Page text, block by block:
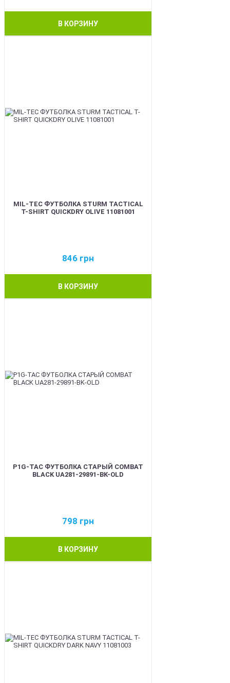
В КОРЗИНУ
MIL-TEC ФУТБОЛКА STURM TACTICAL
T-SHIRT QUICKDRY OLIVE 11081001
846 грн
В КОРЗИНУ
P1G-TAC ФУТБОЛКА СТАРЫЙ COMBAT
BLACK UA281-29891-BK-OLD
798 грн
В КОРЗИНУ